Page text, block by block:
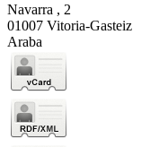
Navarra , 2
01007 Vitoria-Gasteiz
Araba